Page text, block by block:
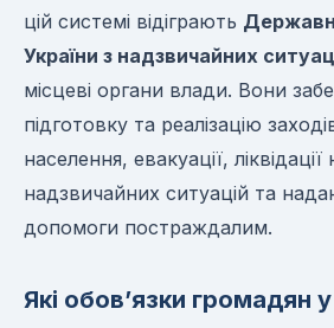
цій системі відіграють
України з надзвичайних
місцеві органи влади. Вони
підготовку та реалізацію
населення, евакуації, ліквідації
надзвичайних ситуацій та
допомоги постраждалим.
Які обов’язки громадян